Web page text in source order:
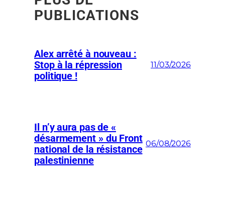
PUBLICATIONS
Alex arrêté à nouveau :
Stop à la répression
politique !
11/03/2026
Il n’y aura pas de «
désarmement » du Front
national de la résistance
palestinienne
06/08/2026